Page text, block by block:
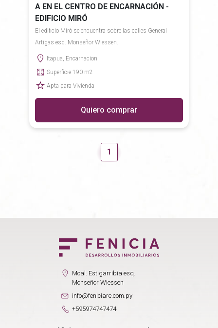
A EN EL CENTRO DE ENCARNACIÓN -
EDIFICIO MIRÓ
El edificio Miró se encuentra sobre las calles General
Artigas esq. Monseñor Wiessen.
Itapua, Encarnacion
Superficie 190 m2
Apta para Vivienda
Quiero comprar
1
Mcal. Estigarribia esq.
Monseñor Wiessen
info@feniciare.com.py
+595974747474